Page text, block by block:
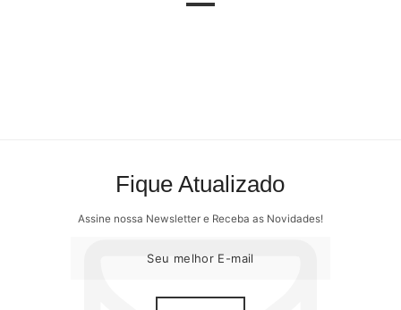
Fique Atualizado
Assine nossa Newsletter e Receba as Novidades!